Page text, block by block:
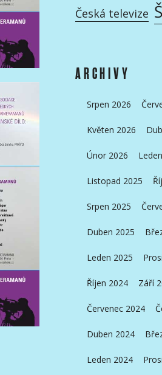
Česká televize
ARCHIVY
Srpen 2026
Květen 2026
Únor 2026
Listopad 2025
Srpen 2025
Duben 2025
Leden 2025
Říjen 2024 Září
Červenec 2024
Duben 2024
Leden 2024